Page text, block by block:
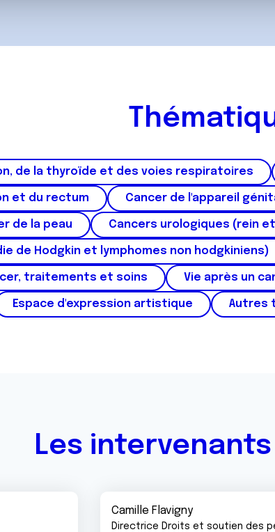
de la thyroïde et des voies respiratoires
et du rectum Cancer de l'appareil
de la peau Cancers urologiques (rein
de Hodgkin et lymphomes non hodgkiniens)
traitements et soins Vie après un
Espace d'expression artistique Autres
Les
Camille Flavigny
Directrice Droits et soutien des